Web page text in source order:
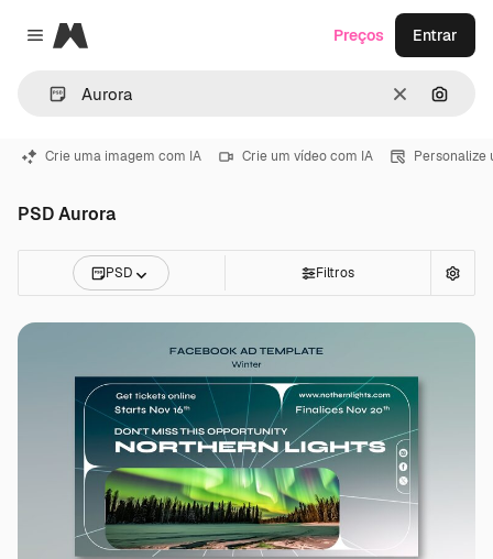
Close menu
Magnific
Limpar
Preços Entrar
Crie uma imagem com IA Crie um vídeo com IA Personalize
PSD Aurora
PSD Filtros